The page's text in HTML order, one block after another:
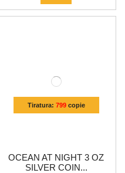
Tiratura: 799copie
OCEAN AT NIGHT 3 OZ
SILVER COIN...